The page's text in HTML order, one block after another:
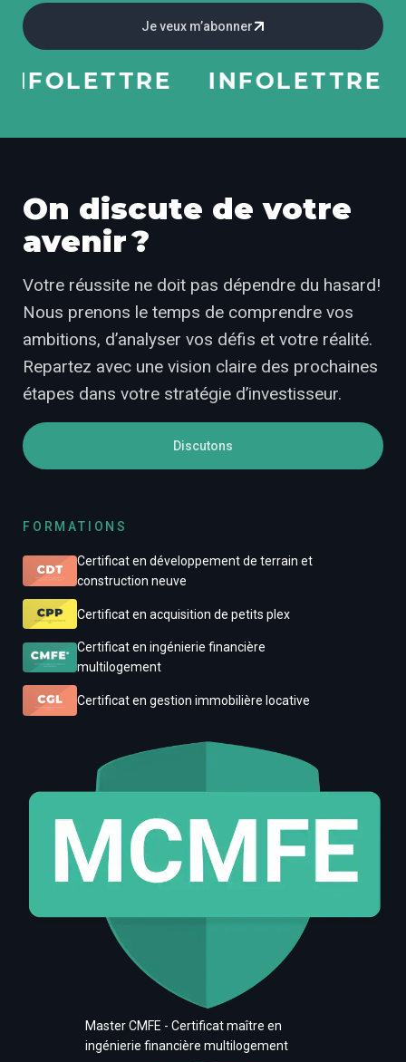
Je veux m’abonner
INFOLETTRE
On discute de votre
avenir ?
Votre réussite ne doit pas dépendre du hasard!
Nous prenons le temps de comprendre vos
ambitions, d’analyser vos défis et votre réalité.
Repartez avec une vision claire des prochaines
étapes dans votre stratégie d’investisseur.
Discutons
FORMATIONS
Certificat en développement de terrain et
construction neuve
Certificat en acquisition de petits plex
Certificat en ingénierie financière
multilogement
Certificat en gestion immobilière locative
Master CMFE - Certificat maître en
ingénierie financière multilogement